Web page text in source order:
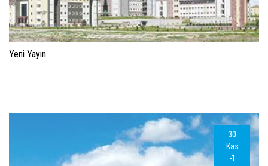
Yeni Yayın
30
Kas
-1